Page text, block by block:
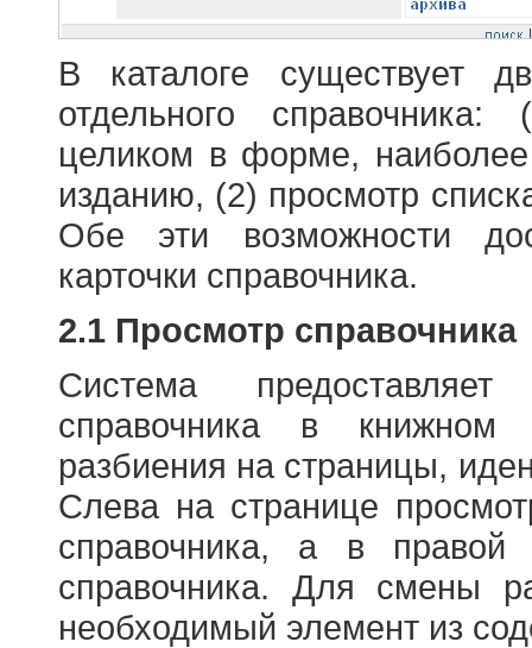
В каталоге существует
отдельного
целиком в форме,
изданию, (2) просмотр
Обе эти возможности
карточки справочника.
2.1 Просмотр справочника
Система
справочника в
разбиения на страницы,
Слева на странице
справочника, а в правой
справочника. Для смены
необходимый элемент из